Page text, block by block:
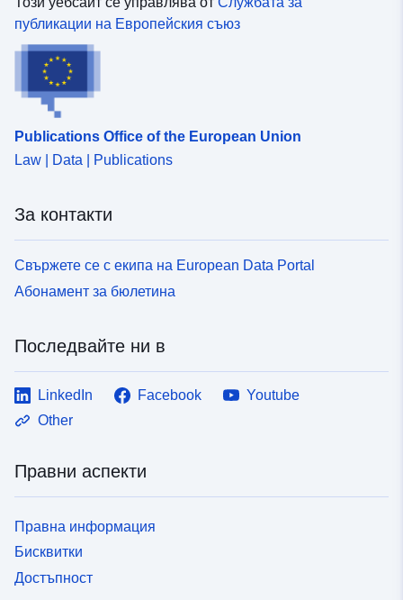
публикации на Европейския съюз
Publications Office of the European Union
Law | Data | Publications
За контакти
Свържете се с екипа на European Data Portal
Абонамент за бюлетина
Последвайте ни в
LinkedIn Facebook
Youtube
Other
Правни аспекти
Правна информация
Бисквитки
Достъпност